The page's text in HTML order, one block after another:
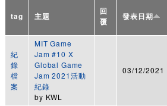
tag 主題
回
覆
發表日期
紀
錄
檔
案
MIT Game
Jam #10 X
Global Game
Jam 2021活動
紀錄
by KWL
03/12/2021